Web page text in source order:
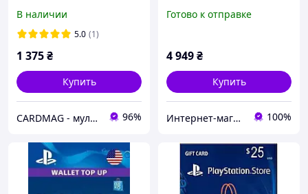
регион
В наличии
5.0 (1)
1 375₴
Купить
CARDMAG - мультивалютный платежный сервис 96%
Store, PSN)
Готово к отправке
4 949₴
Купить
Интернет-магазин "KeyStoreGame" 100%